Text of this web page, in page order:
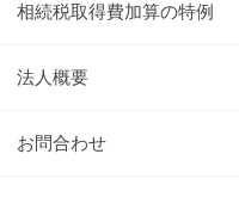
相続税取得費加算の特例
法人概要
お問合わせ